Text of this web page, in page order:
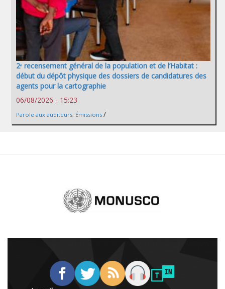
2ᵉ recensement général de la population et de l’Habitat :
début du dépôt physique des dossiers de candidatures des
agents pour la cartographie
06/08/2026 - 15:23
Parole aux auditeurs, Émissions /